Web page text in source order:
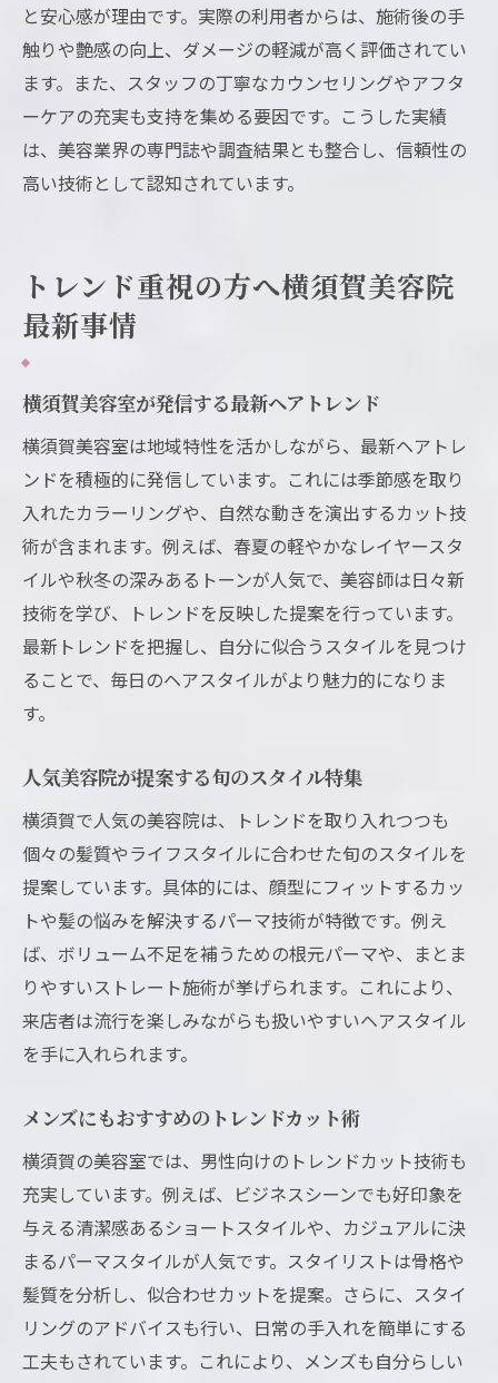
と安心感が理由です。実際の利用者からは、施術後の手
触りや艶感の向上、ダメージの軽減が高く評価されてい
ます。また、スタッフの丁寧なカウンセリングやアフタ
ーケアの充実も支持を集める要因です。こうした実績
は、美容業界の専門誌や調査結果とも整合し、信頼性の
高い技術として認知されています。
トレンド重視の方へ横須賀美容院
最新事情
横須賀美容室が発信する最新ヘアトレンド
横須賀美容室は地域特性を活かしながら、最新ヘアトレ
ンドを積極的に発信しています。これには季節感を取り
入れたカラーリングや、自然な動きを演出するカット技
術が含まれます。例えば、春夏の軽やかなレイヤースタ
イルや秋冬の深みあるトーンが人気で、美容師は日々新
技術を学び、トレンドを反映した提案を行っています。
最新トレンドを把握し、自分に似合うスタイルを見つけ
ることで、毎日のヘアスタイルがより魅力的になりま
す。
人気美容院が提案する旬のスタイル特集
横須賀で人気の美容院は、トレンドを取り入れつつも
個々の髪質やライフスタイルに合わせた旬のスタイルを
提案しています。具体的には、顔型にフィットするカッ
トや髪の悩みを解決するパーマ技術が特徴です。例え
ば、ボリューム不足を補うための根元パーマや、まとま
りやすいストレート施術が挙げられます。これにより、
来店者は流行を楽しみながらも扱いやすいヘアスタイル
を手に入れられます。
メンズにもおすすめのトレンドカット術
横須賀の美容室では、男性向けのトレンドカット技術も
充実しています。例えば、ビジネスシーンでも好印象を
与える清潔感あるショートスタイルや、カジュアルに決
まるパーマスタイルが人気です。スタイリストは骨格や
髪質を分析し、似合わせカットを提案。さらに、スタイ
リングのアドバイスも行い、日常の手入れを簡単にする
工夫もされています。これにより、メンズも自分らしい